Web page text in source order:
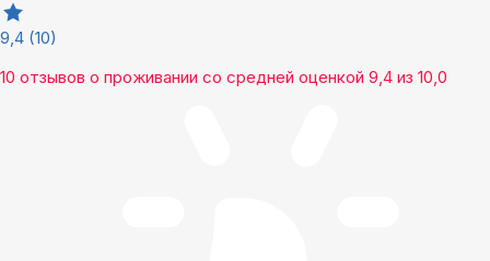
9,4 (10)
10 отзывов о проживании со средней оценкой 9,4 из 10,0